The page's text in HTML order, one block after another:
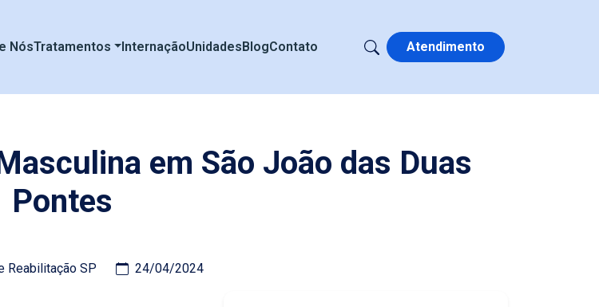
NósTratamentos InternaçãoUnidadesBlogContato Atendimento
em São João das Duas
Pontes
Reabilitação SP 24/04/2024